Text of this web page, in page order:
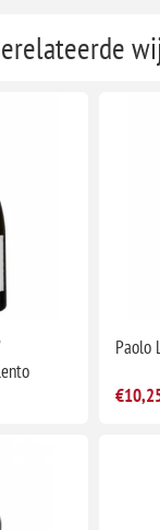
Paolo